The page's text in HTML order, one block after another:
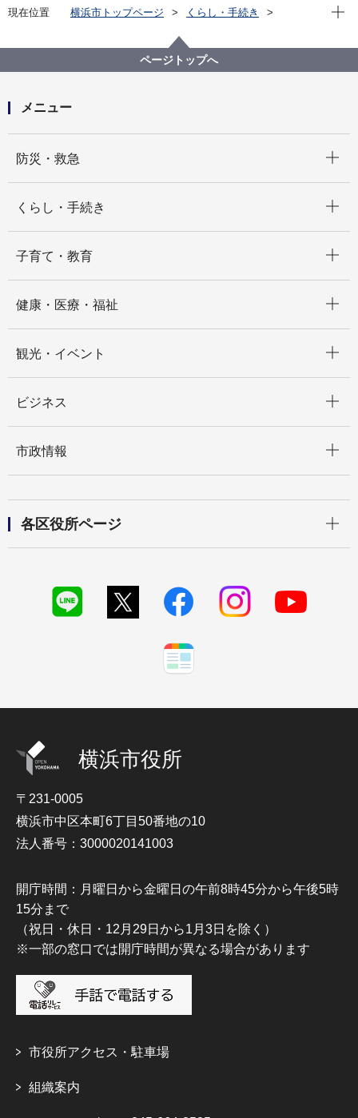
現在位置 横浜市トップページ
くらし・手続き
横浜で農業・農体験「ふれる・親しむ」
都岡地区恵みの里
じゃがいも収穫体験in都岡【募集終了】
現在
ページトップへ
メニュー
防災・救急
くらし・手続き
子育て・教育
健康・医療・福祉
観光・イベント
ビジネス
市政情報
各区役所ページ
横浜市役所
〒231-0005
横浜市中区本町6丁目50番地の10
法人番号：3000020141003
開庁時間：月曜日から金曜日の午前8時45分から午後5時
15分まで
（祝日・休日・12月29日から1月3日を除く）
※一部の窓口では開庁時間が異なる場合があります
市役所アクセス・駐車場
組織案内